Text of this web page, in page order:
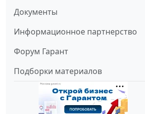
Документы
Информационное партнерство
Форум Гарант
Подборки материалов